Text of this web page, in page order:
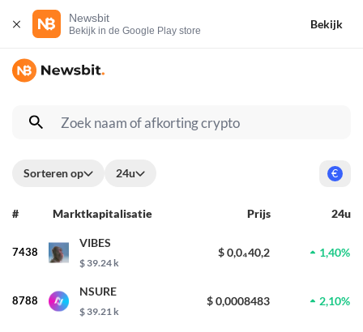
Newsbit
Bekijk in de Google Play store
Bekijk
Sorteren op 24u €
# Marktkapitalisatie Prijs 24u
7438
VIBES
$ 39.24 k
$ 0,0₄40,2 1,40%
8788
NSURE
$ 39.21 k
$ 0,0008483 2,10%